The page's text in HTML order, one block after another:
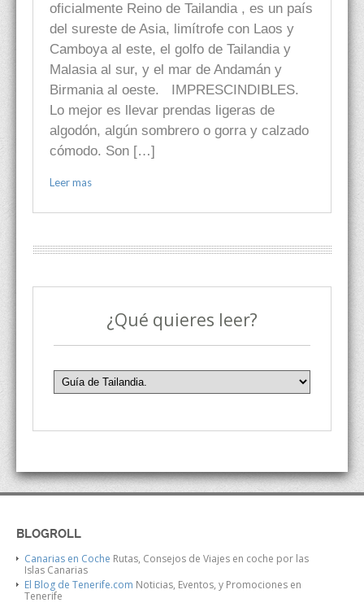
oficialmente Reino de Tailandia , es un país
del sureste de Asia, limítrofe con Laos y
Camboya al este, el golfo de Tailandia y
Malasia al sur, y el mar de Andamán y
Birmania al oeste. IMPRESCINDIBLES.
Lo mejor es llevar prendas ligeras de
algodón, algún sombrero o gorra y calzado
cómodo. Son […]
Leer mas
¿Qué quieres leer?
BLOGROLL
Canarias en Coche Rutas, Consejos de Viajes en coche por las
Islas Canarias
El Blog de Tenerife.com Noticias, Eventos, y Promociones en
Tenerife